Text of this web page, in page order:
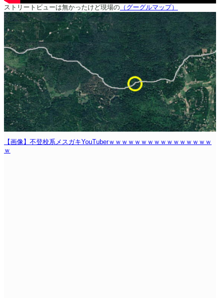
ストリートビューは無かったけど現場の （グーグルマップ）
【画像】不登校系メスガキYouTuberｗｗｗｗｗｗｗｗｗｗｗｗｗｗｗｗ
ｗ